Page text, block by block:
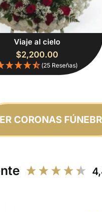
Viaje al cielo
$2,200.00
(25 Reseñas)
CORONAS